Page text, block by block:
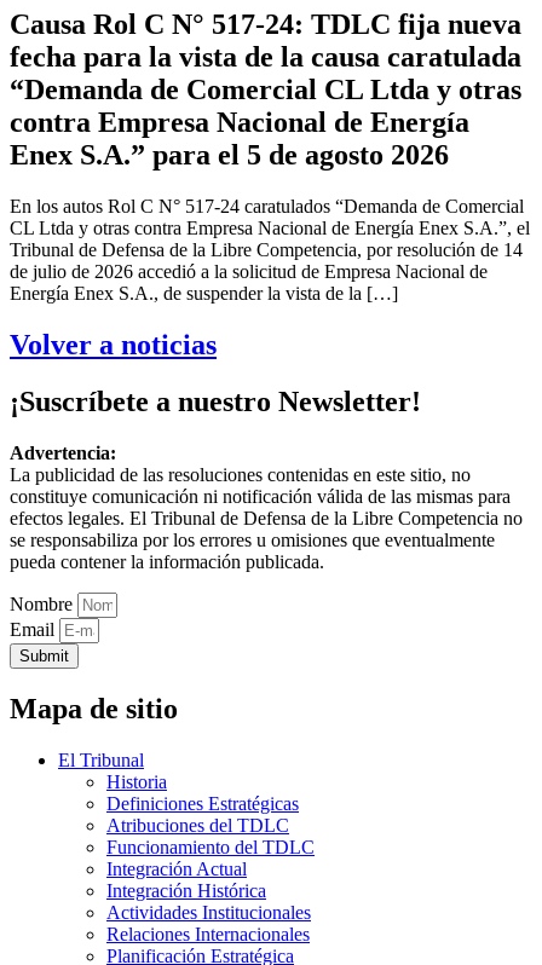
Causa Rol C N° 517-24: TDLC fija nueva
fecha para la vista de la causa caratulada
“Demanda de Comercial CL Ltda y otras
contra Empresa Nacional de Energía
Enex S.A.” para el 5 de agosto 2026
En los autos Rol C N° 517-24 caratulados “Demanda de Comercial
CL Ltda y otras contra Empresa Nacional de Energía Enex S.A.”, el
Tribunal de Defensa de la Libre Competencia, por resolución de 14
de julio de 2026 accedió a la solicitud de Empresa Nacional de
Energía Enex S.A., de suspender la vista de la […]
Volver a noticias
¡Suscríbete a nuestro Newsletter!
Advertencia:
La publicidad de las resoluciones contenidas en este sitio, no
constituye comunicación ni notificación válida de las mismas para
efectos legales. El Tribunal de Defensa de la Libre Competencia no
se responsabiliza por los errores u omisiones que eventualmente
pueda contener la información publicada.
Nombre
Email
Submit
Mapa de sitio
El Tribunal
Historia
Definiciones Estratégicas
Atribuciones del TDLC
Funcionamiento del TDLC
Integración Actual
Integración Histórica
Actividades Institucionales
Relaciones Internacionales
Planificación Estratégica